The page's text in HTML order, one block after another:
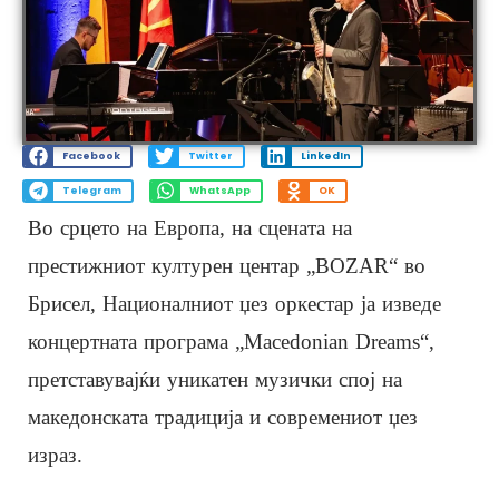
Facebook Twitter LinkedIn
Telegram WhatsApp OK
Во срцето на Европа, на сцената на
престижниот културен центар „BOZAR“ во
Брисел, Националниот џез оркестар ја изведе
концертната програма „Macedonian Dreams“,
претставувајќи уникатен музички спој на
македонската традиција и современиот џез
израз.